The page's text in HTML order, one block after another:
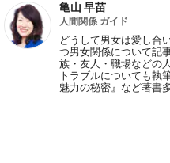
亀山 早苗
人間関係 ガイド
どうして男女は愛し合
つ男女関係について記
族・友人・職場などの
トラブルについても執
魅力の秘密』など著書多